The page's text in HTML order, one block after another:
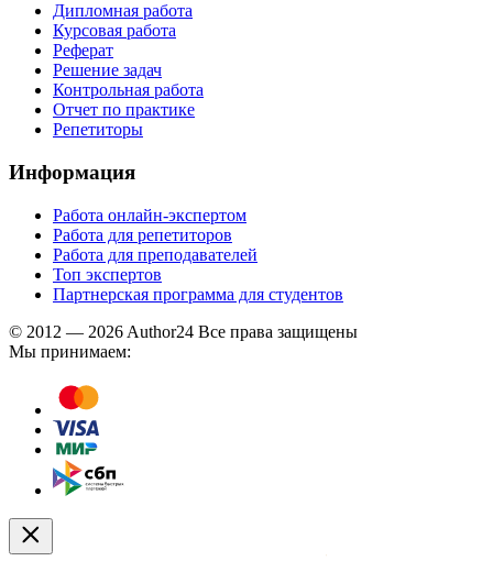
Дипломная работа
Курсовая работа
Реферат
Решение задач
Контрольная работа
Отчет по практике
Репетиторы
Информация
Работа онлайн-экспертом
Работа для репетиторов
Работа для преподавателей
Топ экспертов
Партнерская программа для студентов
© 2012 — 2026 Author24 Все права защищены
Мы принимаем: